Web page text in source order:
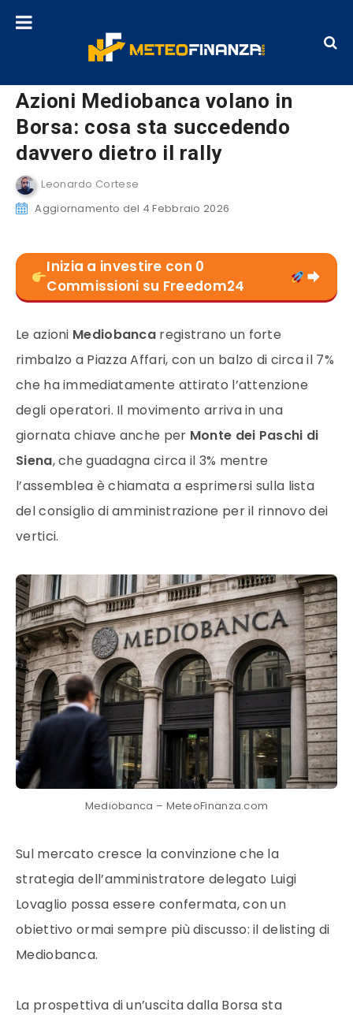
Azioni Mediobanca volano in
Borsa: cosa sta succedendo
davvero dietro il rally
Leonardo Cortese
Aggiornamento del 4 Febbraio 2026
Inizia a investire con 0
Commissioni su Freedom24
Le azioni Mediobanca registrano un forte
rimbalzo a Piazza Affari, con un balzo di circa il 7%
che ha immediatamente attirato l’attenzione
degli operatori. Il movimento arriva in una
giornata chiave anche per Monte dei Paschi di
Siena, che guadagna circa il 3% mentre
l’assemblea è chiamata a esprimersi sulla lista
del consiglio di amministrazione per il rinnovo dei
vertici.
Mediobanca – MeteoFinanza.com
Sul mercato cresce la convinzione che la
strategia dell’amministratore delegato Luigi
Lovaglio possa essere confermata, con un
obiettivo ormai sempre più discusso: il delisting di
Mediobanca.
La prospettiva di un’uscita dalla Borsa sta